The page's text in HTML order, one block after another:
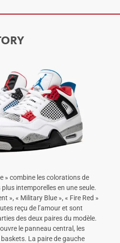
» combine les colorations de
intemporelles en une seule.
», « Military Blue », « Fire Red »
reçu de l’amour et sont
des deux paires du modèle.
le panneau central, les
La paire de gauche